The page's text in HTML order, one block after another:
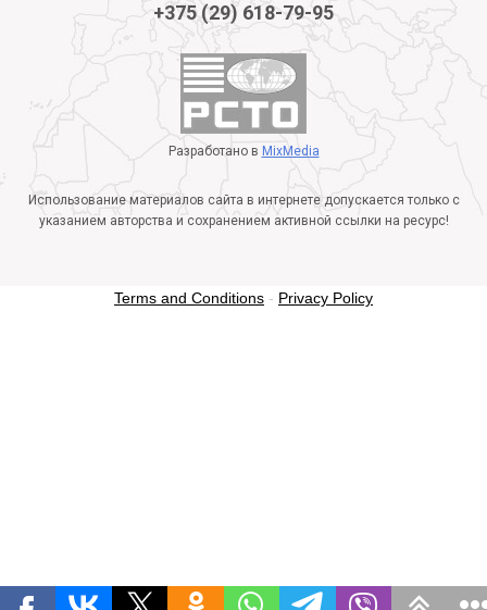
+375 (29) 618-79-95
Разработано в MixMedia
Использование материалов сайта в интернете допускается только с
указанием авторства и сохранением активной ссылки на ресурс!
Terms and Conditions - Privacy Policy